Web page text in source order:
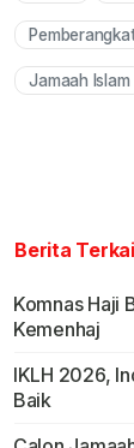
Jamaah Islam
Berita
Komnas Haji
Kemenhaj
IKLH 2026,
Baik